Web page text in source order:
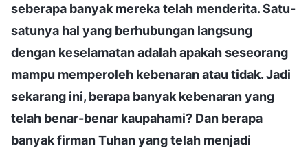
seberapa banyak mereka telah menderita. Satu-
satunya hal yang berhubungan langsung
dengan keselamatan adalah apakah seseorang
mampu memperoleh kebenaran atau tidak. Jadi
sekarang ini, berapa banyak kebenaran yang
telah benar-benar kaupahami? Dan berapa
banyak firman Tuhan yang telah menjadi